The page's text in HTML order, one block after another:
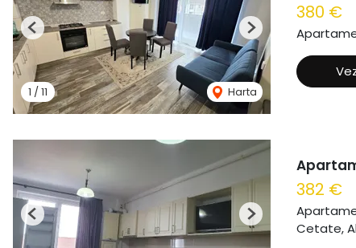
1 /11 Harta
Previous Next
380 €
Previous Next
382 €
Cetate,